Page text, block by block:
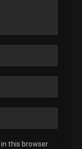
in this browser